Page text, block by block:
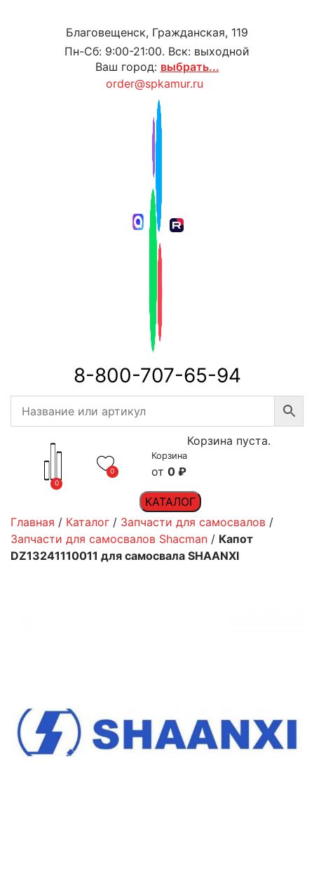
Благовещенск, Гражданская, 119
Пн-Сб: 9:00-21:00. Вск: выходной
Ваш город: выбрать...
order@spkamur.ru
8-800-707-65-94
0
0
Корзина
0 ₽
Корзина пуста.
КАТАЛОГ
Главная / Каталог / Запчасти для самосвалов /
Запчасти для самосвалов Shacman / Капот
DZ13241110011 для самосвала SHAANXI